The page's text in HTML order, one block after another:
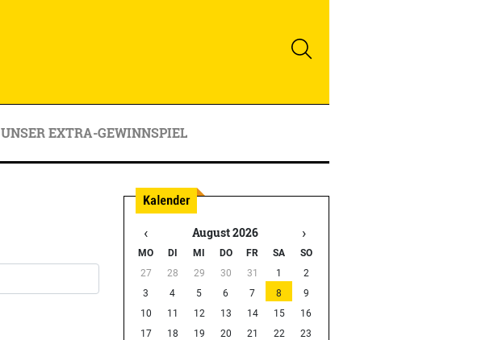
UNSER EXTRA-GEWINNSPIEL
‹ August 2026 ›
MO DI MI DO FR SA
SO
27
28 29 30 31 1
2
3
4 5 6 7 8
9
10
11 12 13 14 15
16
17
18 19 20 21 22
23